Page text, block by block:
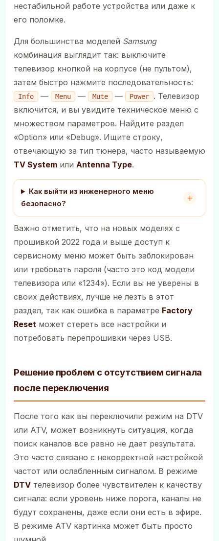
нестабильной работе устройства или даже к
его поломке.
Для большинства моделей Samsung
комбинация выглядит так: выключите
телевизор кнопкой на корпусе (не пультом),
затем быстро нажмите последовательность:
Info — Menu — Mute — Power
. Телевизор
включится, и вы увидите техническое меню с
множеством параметров. Найдите раздел
«Option» или «Debug». Ищите строку,
отвечающую за тип тюнера, часто называемую
TV System или Antenna Type.
Как выйти из инженерного меню
безопасно?
Важно отметить, что на новых моделях с
прошивкой 2022 года и выше доступ к
сервисному меню может быть заблокирован
или требовать пароля (часто это код модели
телевизора или «1234»). Если вы не уверены в
своих действиях, лучше не лезть в этот
раздел, так как ошибка в параметре Factory
Reset может стереть все настройки и
потребовать перепрошивки через USB.
Решение проблем с отсутствием сигнала
после переключения
После того как вы переключили режим на DTV
или ATV, может возникнуть ситуация, когда
поиск каналов все равно не дает результата.
Это часто связано с некорректной настройкой
частот или ослабленным сигналом. В режиме
DTV телевизор более чувствителен к качеству
сигнала: если уровень ниже порога, каналы не
будут сохранены, даже если они есть в эфире.
В режиме ATV картинка может быть просто